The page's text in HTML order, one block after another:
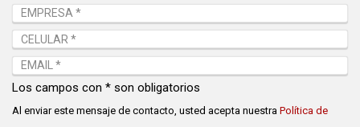
Los campos con * son obligatorios
Al enviar este mensaje de contacto, usted acepta nuestra Política de